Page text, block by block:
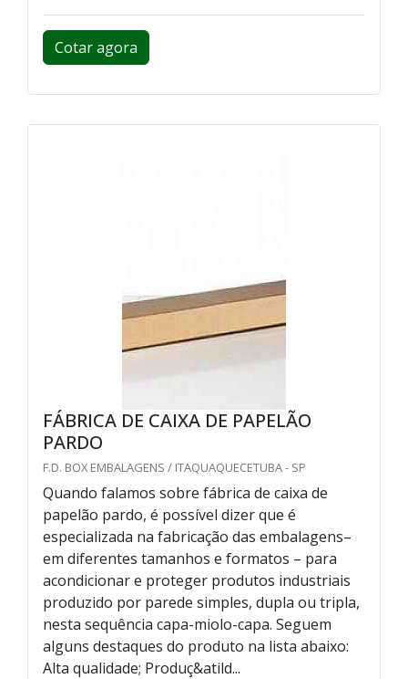
Cotar agora
FÁBRICA DE CAIXA DE PAPELÃO
PARDO
F.D. BOX EMBALAGENS / ITAQUAQUECETUBA - SP
Quando falamos sobre fábrica de caixa de
papelão pardo, é possível dizer que é
especializada na fabricação das embalagens–
em diferentes tamanhos e formatos – para
acondicionar e proteger produtos industriais
produzido por parede simples, dupla ou tripla,
nesta sequência capa-miolo-capa. Seguem
alguns destaques do produto na lista abaixo:
Alta qualidade; Produç&atild...